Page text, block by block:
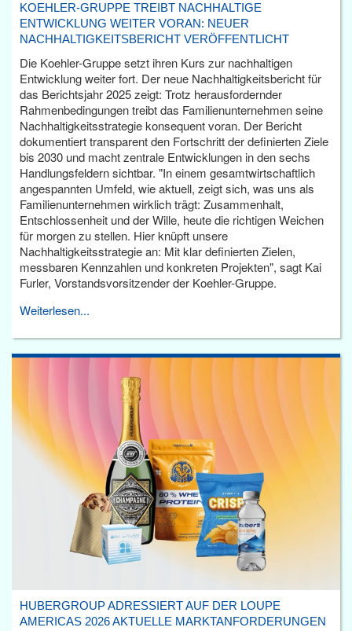
KOEHLER-GRUPPE TREIBT NACHHALTIGE
ENTWICKLUNG WEITER VORAN: NEUER
NACHHALTIGKEITSBERICHT VERÖFFENTLICHT
Die Koehler-Gruppe setzt ihren Kurs zur nachhaltigen
Entwicklung weiter fort. Der neue Nachhaltigkeitsbericht für
das Berichtsjahr 2025 zeigt: Trotz herausfordernder
Rahmenbedingungen treibt das Familienunternehmen seine
Nachhaltigkeitsstrategie konsequent voran. Der Bericht
dokumentiert transparent den Fortschritt der definierten Ziele
bis 2030 und macht zentrale Entwicklungen in den sechs
Handlungsfeldern sichtbar. "In einem gesamtwirtschaftlich
angespannten Umfeld, wie aktuell, zeigt sich, was uns als
Familienunternehmen wirklich trägt: Zusammenhalt,
Entschlossenheit und der Wille, heute die richtigen Weichen
für morgen zu stellen. Hier knüpft unsere
Nachhaltigkeitsstrategie an: Mit klar definierten Zielen,
messbaren Kennzahlen und konkreten Projekten", sagt Kai
Furler, Vorstandsvorsitzender der Koehler-Gruppe.
Weiterlesen...
HUBERGROUP ADRESSIERT AUF DER LOUPE
AMERICAS 2026 AKTUELLE MARKTANFORDERUNGEN